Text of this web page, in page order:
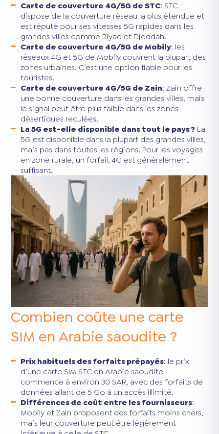
Carte de couverture 4G/5G de STC: STC
dispose de la couverture réseau la plus étendue et
est réputé pour ses vitesses 5G rapides dans les
grandes villes comme Riyad et Djeddah.
Carte de couverture 4G/5G de Mobily: les
réseaux 4G et 5G de Mobily couvrent la plupart des
zones urbaines. C’est une option fiable pour les
touristes.
Carte de couverture 4G/5G de Zain: Zain offre
une bonne couverture dans les grandes villes, mais
le signal peut être plus faible dans les zones
désertiques reculées.
La 5G est-elle disponible dans tout le pays ? La
5G est disponible dans la plupart des grandes villes,
mais pas dans toutes les régions. Pour les voyages
en zone rurale, un forfait 4G est généralement
suffisant.
Combien coûte une carte
SIM en Arabie saoudite ?
Prix habituels des forfaits prépayés: le prix
d’une carte SIM STC en Arabie saoudite
commence à environ 30 SAR, avec des forfaits de
données allant de 5 Go à un accès illimité.
Différences de coût entre les fournisseurs:
Mobily et Zain proposent des forfaits moins chers,
mais leur couverture peut être légèrement